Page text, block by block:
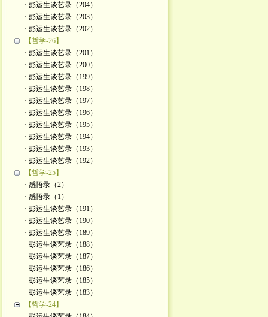
· 彭运生谈艺录（204）
· 彭运生谈艺录（203）
· 彭运生谈艺录（202）
【哲学-26】
· 彭运生谈艺录（201）
· 彭运生谈艺录（200）
· 彭运生谈艺录（199）
· 彭运生谈艺录（198）
· 彭运生谈艺录（197）
· 彭运生谈艺录（196）
· 彭运生谈艺录（195）
· 彭运生谈艺录（194）
· 彭运生谈艺录（193）
· 彭运生谈艺录（192）
【哲学-25】
· 感悟录（2）
· 感悟录（1）
· 彭运生谈艺录（191）
· 彭运生谈艺录（190）
· 彭运生谈艺录（189）
· 彭运生谈艺录（188）
· 彭运生谈艺录（187）
· 彭运生谈艺录（186）
· 彭运生谈艺录（185）
· 彭运生谈艺录（183）
【哲学-24】